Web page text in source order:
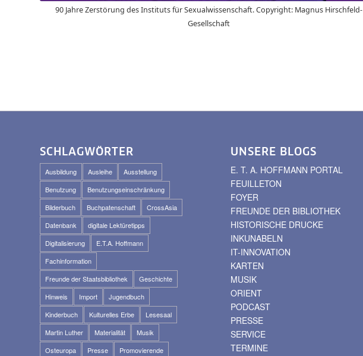
90 Jahre Zerstörung des Instituts für Sexualwissenschaft. Copyright: Magnus Hirschfeld-
Gesellschaft
SCHLAGWÖRTER
Ausbildung Ausleihe
Ausstellung
Benutzung
Benutzungseinschränkung
Bilderbuch
Buchpatenschaft
CrossAsia
Datenbank
digitale Lektüretipps
Digitalisierung
E.T.A. Hoffmann
Fachinformation
Freunde der Staatsbibliothek
Geschichte
Hinweis
Import
Jugendbuch
Kinderbuch
Kulturelles Erbe
Lesesaal
Martin Luther
Materialität
Musik
Osteuropa
Presse Promovierende
UNSERE BLOGS
E. T. A. HOFFMANN PORTAL
FEUILLETON
FOYER
FREUNDE DER BIBLIOTHEK
HISTORISCHE DRUCKE
INKUNABELN
IT-INNOVATION
KARTEN
MUSIK
ORIENT
PODCAST
PRESSE
SERVICE
TERMINE